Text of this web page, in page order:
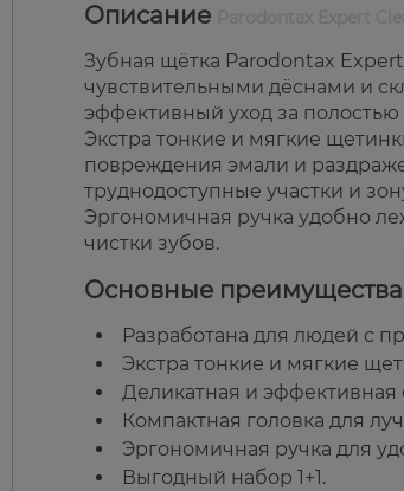
Описание
Зубная щётка Parodontax
чувствительными дёснами и
эффективный уход за
Экстра тонкие и мягкие
повреждения эмали и
труднодоступные участки и
Эргономичная ручка удобно
чистки зубов.
Основные преимущества
Разработана для людей с
Экстра тонкие и мягкие
Деликатная и эффективная
Компактная головка для
Эргономичная ручка для
Выгодный набор 1+1.